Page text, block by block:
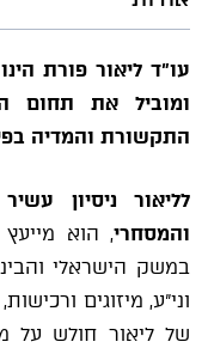
עו"ד ליאור פורת
ומוביל את תחום
התקשורת והמדיה
לליאור ניסיון
והמסחרי, הוא מייעץ
במשק הישראלי
וני"ע, מיזוגים
של ליאור חולש על